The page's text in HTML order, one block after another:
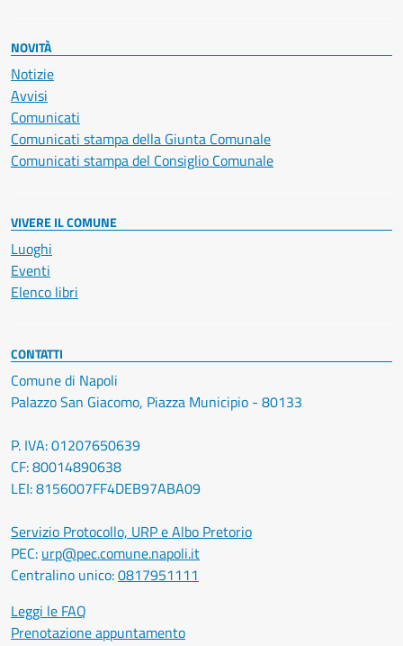
NOVITÀ
Notizie
Avvisi
Comunicati
Comunicati stampa della Giunta Comunale
Comunicati stampa del Consiglio Comunale
VIVERE IL COMUNE
Luoghi
Eventi
Elenco libri
CONTATTI
Comune di Napoli
Palazzo San Giacomo, Piazza Municipio - 80133
P. IVA: 01207650639
CF: 80014890638
LEI: 8156007FF4DEB97ABA09
Servizio Protocollo, URP e Albo Pretorio
PEC: urp@pec.comune.napoli.it
Centralino unico:0817951111
Leggi le FAQ
Prenotazione appuntamento